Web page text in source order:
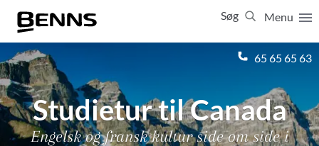
Menu
Søg
65 65 65 63
Studietur til Canada
Engelsk og fransk kultur side om side i
Luk
Vis resultater for: Alle
Ferierejser
Firma- og temarejser
Studierejser